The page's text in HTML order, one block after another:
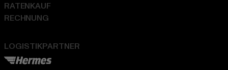
LOGISTIKPARTNER
RATENKAUF
RECHNUNG